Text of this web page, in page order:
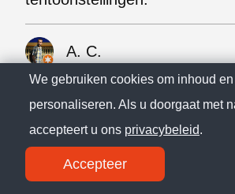
A. C.
Zeer goede bibliotheek met
activiteiten ernaast.
s. l.
We gebruiken cookies om inhoud
personaliseren. Als u doorgaat met
accepteert u ons privacybeleid.
Accepteer